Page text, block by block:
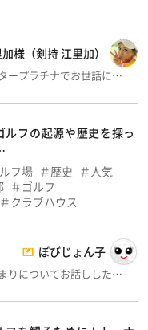
様（剣持 江里加）
ープラチナでお世話に…
フの起源や歴史を探っ
フ場 歴史
人気
ゴルフ
クラブハウス
ぼびじょん子
りについてお話しした…